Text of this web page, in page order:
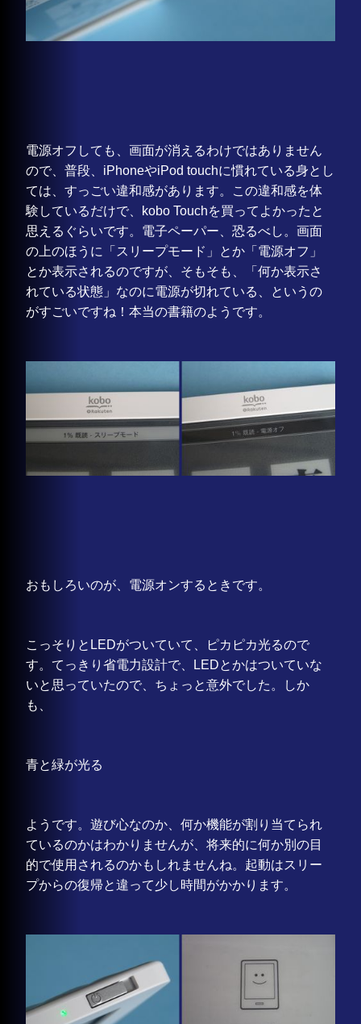
電源オフしても、画面が消えるわけではありません
ので、普段、iPhoneやiPod touchに慣れている身とし
ては、すっごい違和感があります。この違和感を体
験しているだけで、kobo Touchを買ってよかったと
思えるぐらいです。電子ペーパー、恐るべし。画面
の上のほうに「スリープモード」とか「電源オフ」
とか表示されるのですが、そもそも、「何か表示さ
れている状態」なのに電源が切れている、というの
がすごいですね！本当の書籍のようです。
おもしろいのが、電源オンするときです。
こっそりとLEDがついていて、ピカピカ光るので
す。てっきり省電力設計で、LEDとかはついていな
いと思っていたので、ちょっと意外でした。しか
も、
青と緑が光る
ようです。遊び心なのか、何か機能が割り当てられ
ているのかはわかりませんが、将来的に何か別の目
的で使用されるのかもしれませんね。起動はスリー
プからの復帰と違って少し時間がかかります。